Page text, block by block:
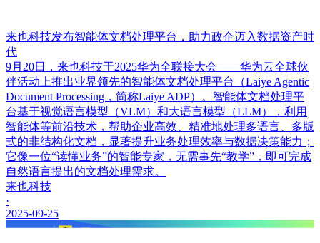
来也科技发布智能体文档处理平台，助力政企迈入数据资产时
代
9月20日，来也科技于2025华为全联接大会——华为云全球伙
伴活动上推出业界领先的智能体文档处理平台（Laiye Agentic
Document Processing，简称Laiye ADP）。智能体文档处理平
台基于视觉语言模型（VLM）和大语言模型（LLM），利用
智能体等前沿技术，帮助企业高效、精准地处理多语言、多版
式的非结构化文档，显著提升业务处理效率与数据决策能力；
它像一位“读懂业务”的智能专家，无需事先“教学”，即可完成
自然语言提出的文档处理需求。
来也科技
·
2025-09-25